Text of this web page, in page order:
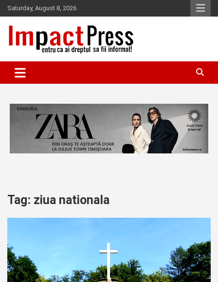
Skip
to
content
Saturday, August 8, 2026
IMPACTPRESS
Tag: ziua nationala